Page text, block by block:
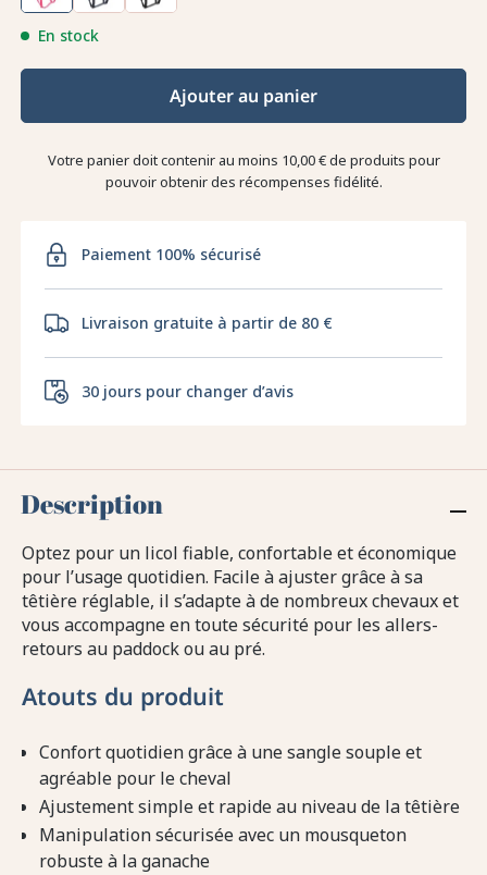
En stock
Ajouter au panier
Votre panier doit contenir au moins 10,00 € de produits pour
pouvoir obtenir des récompenses fidélité.
Paiement 100% sécurisé
Livraison gratuite à partir de 80 €
30 jours pour changer d’avis
Description
Optez pour un licol fiable, confortable et économique
pour l’usage quotidien. Facile à ajuster grâce à sa
têtière réglable, il s’adapte à de nombreux chevaux et
vous accompagne en toute sécurité pour les allers-
retours au paddock ou au pré.
Atouts du produit
Confort quotidien grâce à une sangle souple et
agréable pour le cheval
Ajustement simple et rapide au niveau de la têtière
Manipulation sécurisée avec un mousqueton
robuste à la ganache